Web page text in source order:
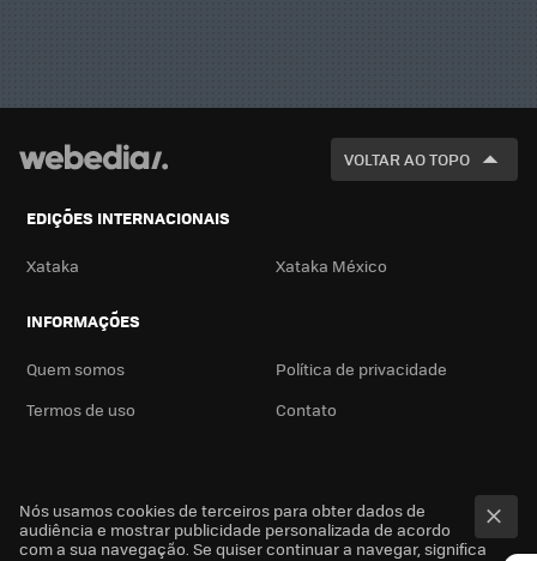
VOLTAR AO TOPO
EDIÇÕES INTERNACIONAIS
Xataka Xataka México
INFORMAÇÕES
Quem somos
Política de privacidade
Termos de uso
Contato
Nós usamos cookies de terceiros para obter dados de
audiência e mostrar publicidade personalizada de acordo
com a sua navegação. Se quiser continuar a navegar, significa